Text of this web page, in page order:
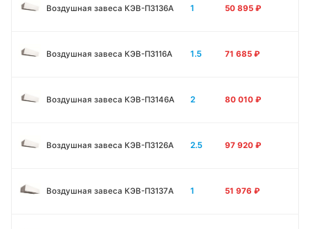
Воздушная завеса КЭВ-П3136A 1 50 895 ₽
Воздушная завеса КЭВ-П3116A 1.5 71 685 ₽
Воздушная завеса КЭВ-П3146A 2 80 010 ₽
Воздушная завеса КЭВ-П3126A 2.5 97 920 ₽
Воздушная завеса КЭВ-П3137A 1 51 976 ₽